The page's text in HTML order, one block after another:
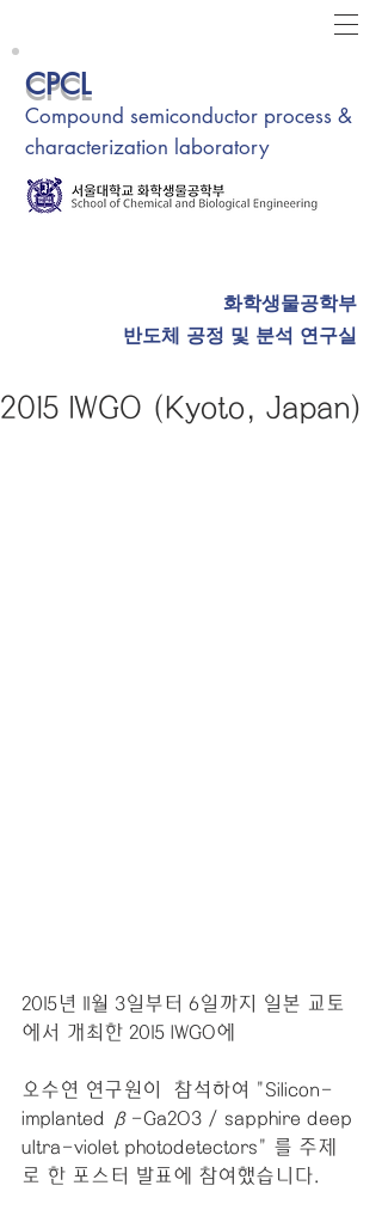
CPCL
Compound semiconductor process &
characterization laboratory
화학생물공학부
반도체 공정 및 분석 연구실
2015 IWGO (Kyoto, Japan)
2015년 11월 3일부터 6일까지 일본 교토
에서 개최한 2015 IWGO에
오수연 연구원이  참석하여 "Silicon-
implanted β-Ga2O3 / sapphire deep
ultra-violet photodetectors" 를 주제
로 한 포스터 발표에 참여했습니다.